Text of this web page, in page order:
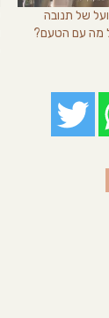
של תנובה
מה עם הטעם?